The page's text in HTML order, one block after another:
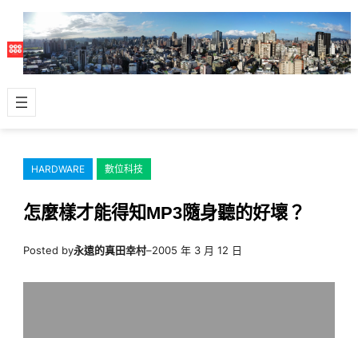
主
容
HARDWARE 數位科技
怎麼樣才能得知MP3隨身聽的好壞？
Posted by永遠的真田幸村–2005 年 3 月 12 日